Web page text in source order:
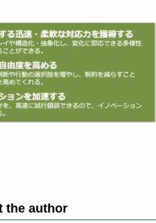
the author